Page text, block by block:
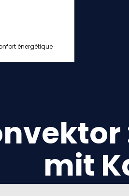
énergétique
mit